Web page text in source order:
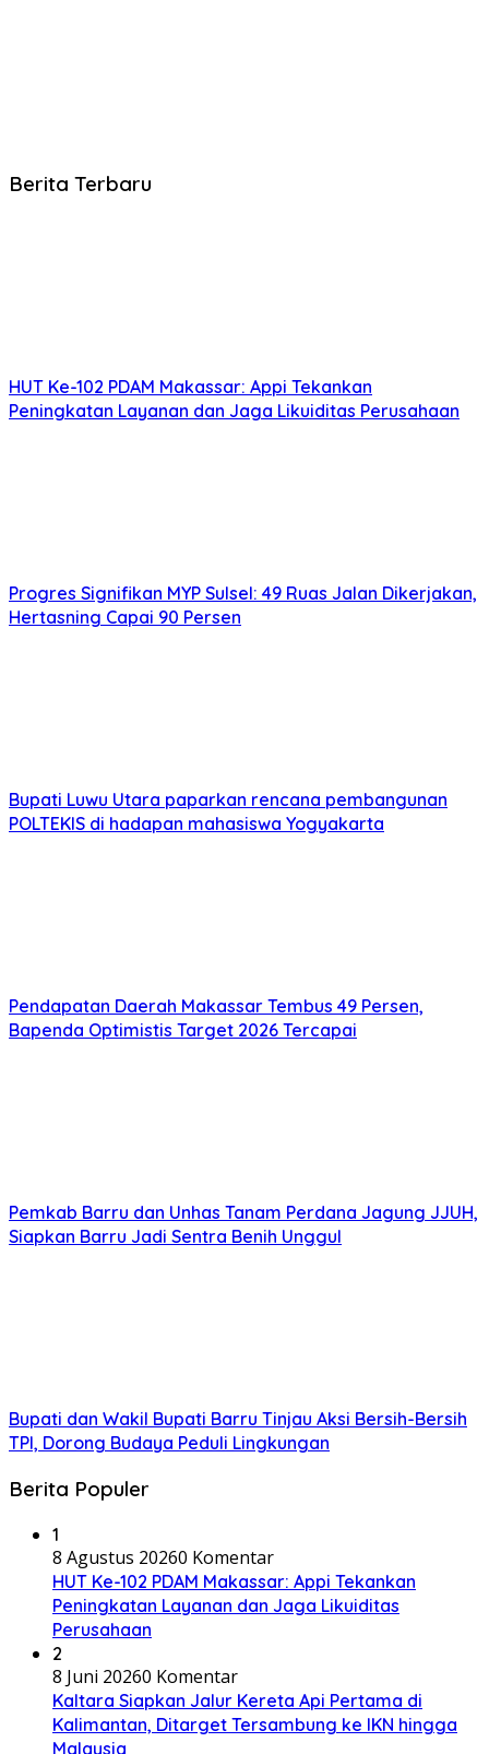
Berita Terbaru
HUT Ke-102 PDAM Makassar: Appi Tekankan
Peningkatan Layanan dan Jaga Likuiditas Perusahaan
Progres Signifikan MYP Sulsel: 49 Ruas Jalan Dikerjakan,
Hertasning Capai 90 Persen
Bupati Luwu Utara paparkan rencana pembangunan
POLTEKIS di hadapan mahasiswa Yogyakarta
Pendapatan Daerah Makassar Tembus 49 Persen,
Bapenda Optimistis Target 2026 Tercapai
Pemkab Barru dan Unhas Tanam Perdana Jagung JJUH,
Siapkan Barru Jadi Sentra Benih Unggul
Bupati dan Wakil Bupati Barru Tinjau Aksi Bersih-Bersih
TPI, Dorong Budaya Peduli Lingkungan
Berita Populer
1
8 Agustus 20260 Komentar
HUT Ke-102 PDAM Makassar: Appi Tekankan
Peningkatan Layanan dan Jaga Likuiditas
Perusahaan
2
8 Juni 20260 Komentar
Kaltara Siapkan Jalur Kereta Api Pertama di
Kalimantan, Ditarget Tersambung ke IKN hingga
Malaysia